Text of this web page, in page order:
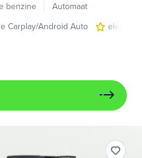
benzine
Automaat
Carplay/Android Auto